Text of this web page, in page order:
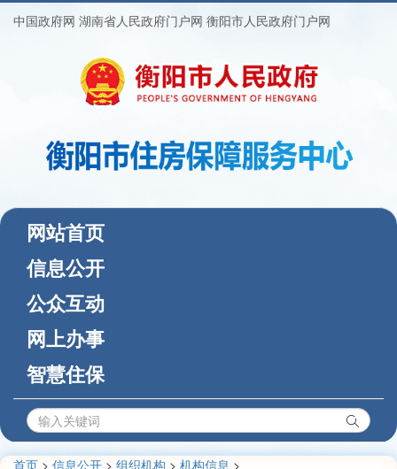
中国政府网 湖南省人民政府门户网 衡阳市人民政府门户网
网站首页(current)
信息公开
公众互动
网上办事
智慧住保
首页 > 信息公开 > 组织机构 > 机构信息 >